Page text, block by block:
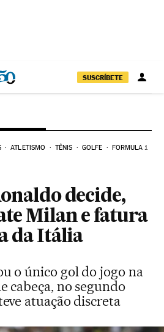
SUSCRÍBETE
ATLETISMO TÊNIS GOLFE FORMULA 1
decide,
Milan e fatura
da Itália
o único gol do jogo na
cabeça, no segundo
atuação discreta